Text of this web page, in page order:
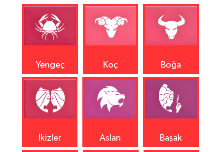
Yengeç Koç Boğa
İkizler Aslan Başak